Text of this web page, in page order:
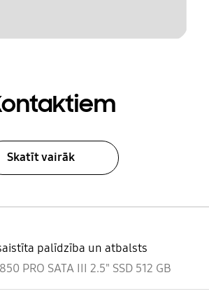
Skatīt vairāk
palīdzība un atbalsts
850 PRO SATA III 2.5" SSD 512 GB